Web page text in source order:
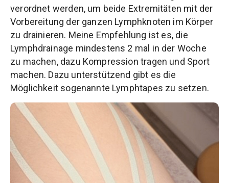
verordnet werden, um beide Extremitäten mit der
Vorbereitung der ganzen Lymphknoten im Körper
zu drainieren. Meine Empfehlung ist es, die
Lymphdrainage mindestens 2 mal in der Woche
zu machen, dazu Kompression tragen und Sport
machen. Dazu unterstützend gibt es die
Möglichkeit sogenannte Lymphtapes zu setzen.